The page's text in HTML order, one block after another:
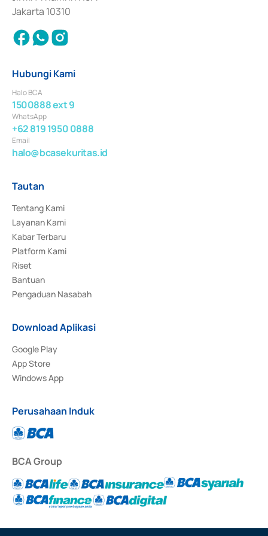
Jakarta 10310
Hubungi Kami
Halo BCA
1500888 ext 9
WhatsApp
+62 819 1950 0888
Email
halo@bcasekuritas.id
Tautan
Tentang Kami
Layanan Kami
Kabar Terbaru
Platform Kami
Riset
Bantuan
Pengaduan Nasabah
Download Aplikasi
Google Play
App Store
Windows App
Perusahaan Induk
BCA Group